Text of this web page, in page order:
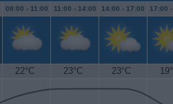
08:00 - 11:00 11:00 - 14:00 14:00 - 17:00 17:00
22°C 23°C 23°C